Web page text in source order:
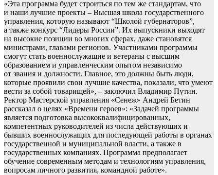
«Эта программа будет строиться по тем же стандартам, что
и наши лучшие проекты – Высшая школа государственного
управления, которую называют “Школой губернаторов”,
а также конкурс “Лидеры России”. Их выпускники выходят
на высокие позиции во многих сферах, даже становятся
министрами, главами регионов. Участниками программы
смогут стать военнослужащие и ветераны с высшим
образованием и управленческим опытом независимо
от звания и должности. Главное, это должны быть люди,
которые проявили свои лучшие качества, показали, что умеют
вести за собой товарищей», – заключил Владимир Путин.
Ректор Мастерской управления «Сенеж» Андрей Бетин
рассказал о целях «Времени героев»: «Задачей программы
является подготовка высококвалифицированных,
компетентных руководителей из числа действующих и
бывших военнослужащих для последующей работы в органах
государственной и муниципальной власти, а также в
государственных компаниях. Программа предполагает
обучение современным методам и технологиям управления,
вопросам личного развития, командной работе».